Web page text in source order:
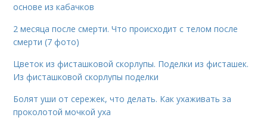
основе из кабачков
2 месяца после смерти. Что происходит с телом после
смерти (7 фото)
Цветок из фисташковой скорлупы. Поделки из фисташек.
Из фисташковой скорлупы поделки
Болят уши от сережек, что делать. Как ухаживать за
проколотой мочкой уха